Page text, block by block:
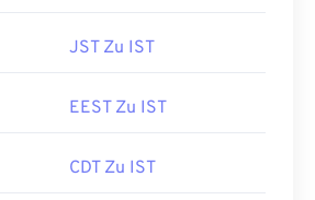
JST Zu IST
EEST Zu IST
CDT Zu IST